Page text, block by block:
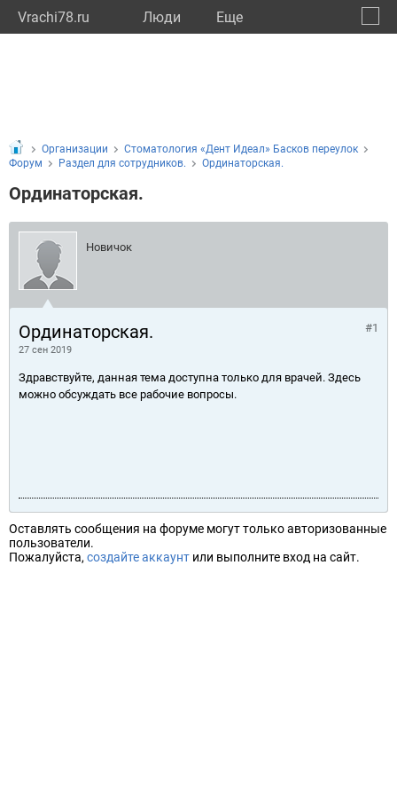
Vrachi78.ru Люди Eще
Организации
Стоматология «Дент Идеал» Басков переулок
Форум
Раздел для сотрудников. Ординаторская.
Ординаторская.
Новичок
Ординаторская.
27 сен 2019
#1
Здравствуйте, данная тема доступна только для врачей. Здесь
можно обсуждать все рабочие вопросы.
Оставлять сообщения на форуме могут только авторизованные
пользователи.
Пожалуйста, создайте аккаунт или выполните вход на сайт.